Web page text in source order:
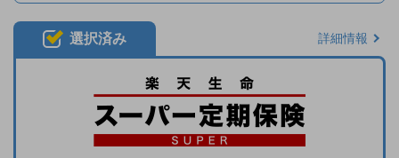
選択済み 詳細情報